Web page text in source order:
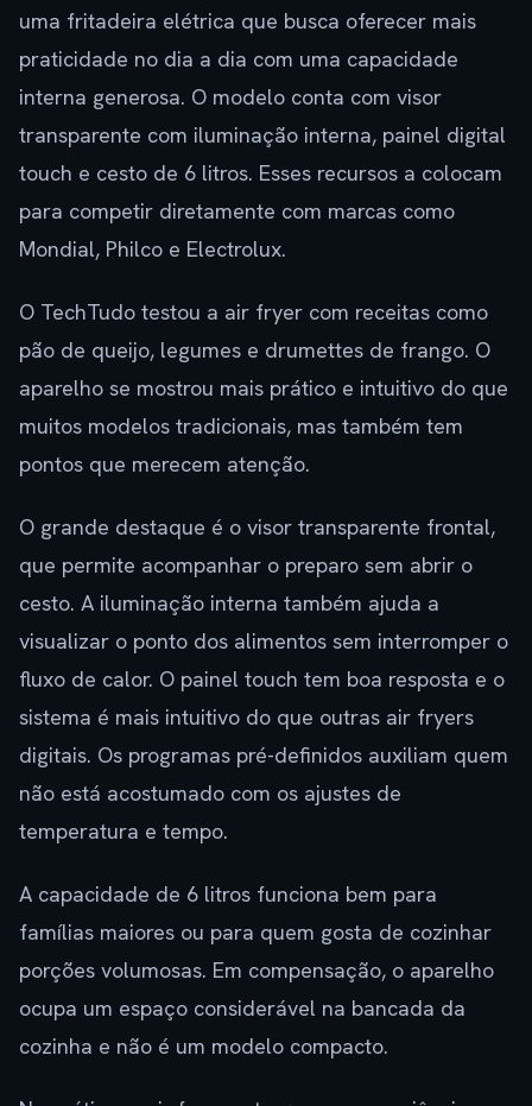
uma fritadeira elétrica que busca oferecer mais
praticidade no dia a dia com uma capacidade
interna generosa. O modelo conta com visor
transparente com iluminação interna, painel digital
touch e cesto de 6 litros. Esses recursos a colocam
para competir diretamente com marcas como
Mondial, Philco e Electrolux.
O TechTudo testou a air fryer com receitas como
pão de queijo, legumes e drumettes de frango. O
aparelho se mostrou mais prático e intuitivo do que
muitos modelos tradicionais, mas também tem
pontos que merecem atenção.
O grande destaque é o visor transparente frontal,
que permite acompanhar o preparo sem abrir o
cesto. A iluminação interna também ajuda a
visualizar o ponto dos alimentos sem interromper o
fluxo de calor. O painel touch tem boa resposta e o
sistema é mais intuitivo do que outras air fryers
digitais. Os programas pré-definidos auxiliam quem
não está acostumado com os ajustes de
temperatura e tempo.
A capacidade de 6 litros funciona bem para
famílias maiores ou para quem gosta de cozinhar
porções volumosas. Em compensação, o aparelho
ocupa um espaço considerável na bancada da
cozinha e não é um modelo compacto.